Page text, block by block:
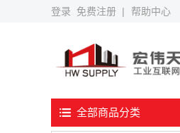
登录 免费注册 | 帮助中心
全部商品分类